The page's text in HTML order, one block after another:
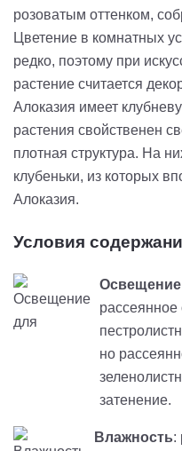
розоватым оттенком,
Цветение в комнатных
редко, поэтому при
растение считается
Алоказия имеет
растения свойственен
плотная структура. На
клубеньки, из которых
Алоказия.
Условия
но
затенение.
Влажность: